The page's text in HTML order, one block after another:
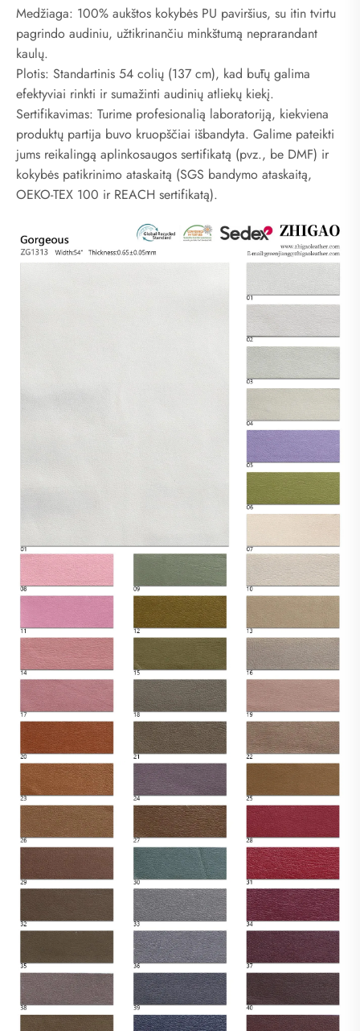
Medžiaga: 100% aukštos kokybės PU paviršius, su itin tvirtu
pagrindo audiniu, užtikrinančiu minkštumą neprarandant
kaulų.
Plotis: Standartinis 54 colių (137 cm), kad būtų galima
efektyviai rinkti ir sumažinti audinių atliekų kiekį.
Sertifikavimas: Turime profesionalią laboratoriją, kiekviena
produktų partija buvo kruopščiai išbandyta. Galime pateikti
jums reikalingą aplinkosaugos sertifikatą (pvz., be DMF) ir
kokybės patikrinimo ataskaitą (SGS bandymo ataskaitą,
OEKO-TEX 100 ir REACH sertifikatą).